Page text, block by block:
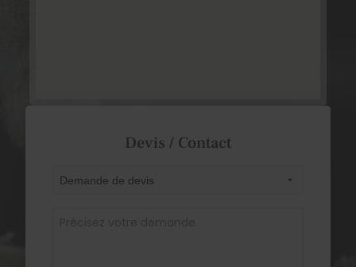
Devis / Contact